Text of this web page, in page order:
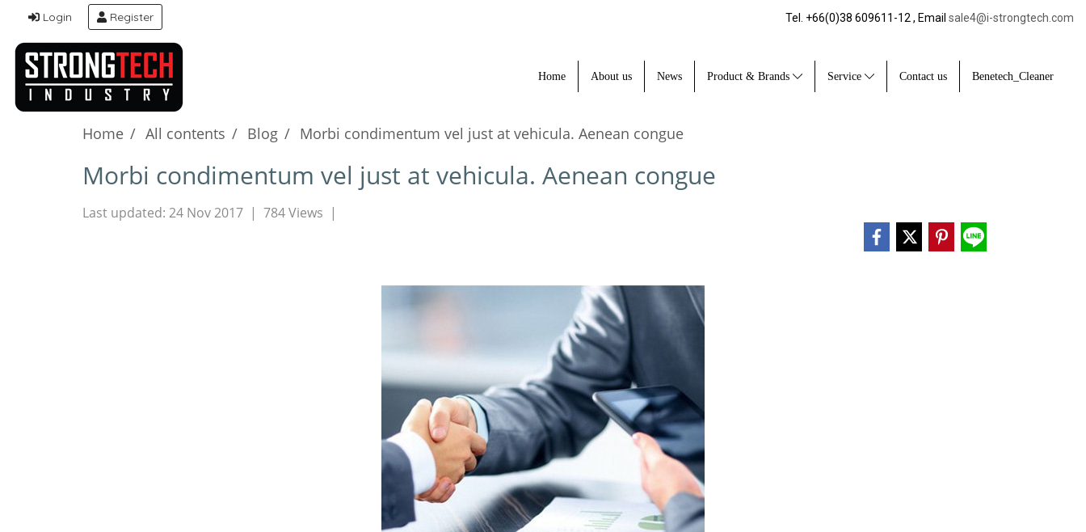
Login Register Tel. +66(0)38 609611-12 , Email sale4@i-strongtech.com
Home About us News Product & Brands Service Contact us Benetech_Cleaner
Home All contents Blog Morbi condimentum vel just at vehicula. Aenean congue
Morbi condimentum vel just at vehicula. Aenean congue
Last updated: 24 Nov 2017 | 784 Views |